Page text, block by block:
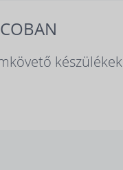
COBAN
készülékek